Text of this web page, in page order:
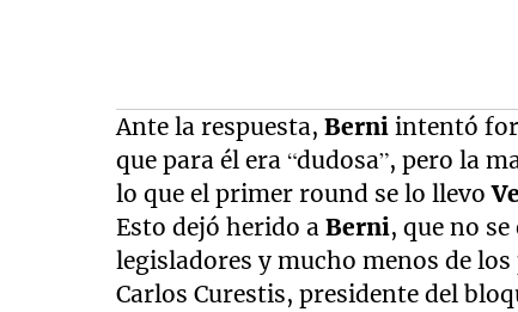
Ante la respuesta,Berni intentó
que para él era “dudosa”, pero la
lo que el primer round se lo llevo
Esto dejó herido aBerni, que no
legisladores y mucho menos de
Carlos Curestis, presidente del